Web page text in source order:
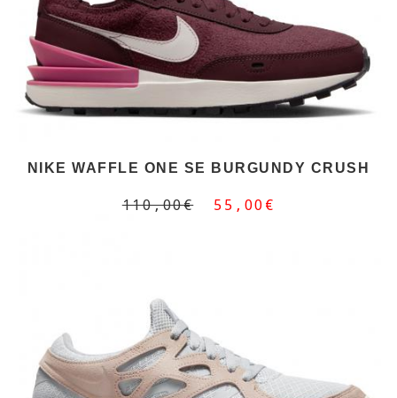
NIKE WAFFLE ONE SE BURGUNDY CRUSH
110,00€ 55,00€